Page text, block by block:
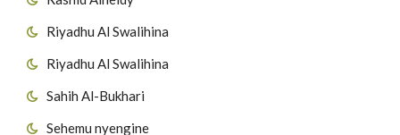
Riyadhu Al Swalihina
Riyadhu Al Swalihina
Sahih Al-Bukhari
Sehemu nyengine